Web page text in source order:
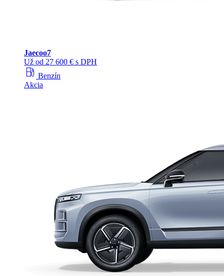
Jaecoo7
Už od 27 600 € s DPH
local_gas_station Benzín
Akcia